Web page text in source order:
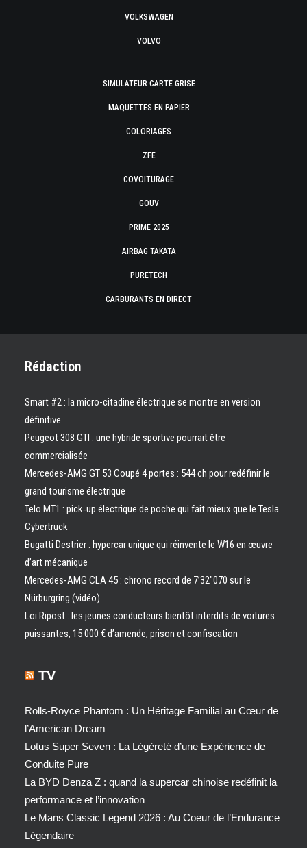
VOLKSWAGEN
VOLVO
SIMULATEUR CARTE GRISE
MAQUETTES EN PAPIER
COLORIAGES
ZFE
COVOITURAGE
GOUV
PRIME 2025
AIRBAG TAKATA
PURETECH
CARBURANTS EN DIRECT
Rédaction
Smart #2 : la micro-citadine électrique se montre en version
définitive
Peugeot 308 GTI : une hybride sportive pourrait être
commercialisée
Mercedes-AMG GT 53 Coupé 4 portes : 544 ch pour redéfinir le
grand tourisme électrique
Telo MT1 : pick‑up électrique de poche qui fait mieux que le Tesla
Cybertruck
Bugatti Destrier : hypercar unique qui réinvente le W16 en œuvre
d’art mécanique
Mercedes-AMG CLA 45 : chrono record de 7’32″070 sur le
Nürburgring (vidéo)
Loi Ripost : les jeunes conducteurs bientôt interdits de voitures
puissantes, 15 000 € d’amende, prison et confiscation
TV
Rolls-Royce Phantom : Un Héritage Familial au Cœur de
l’American Dream
Lotus Super Seven : La Légèreté d’une Expérience de
Conduite Pure
La BYD Denza Z : quand la supercar chinoise redéfinit la
performance et l’innovation
Le Mans Classic Legend 2026 : Au Coeur de l’Endurance
Légendaire